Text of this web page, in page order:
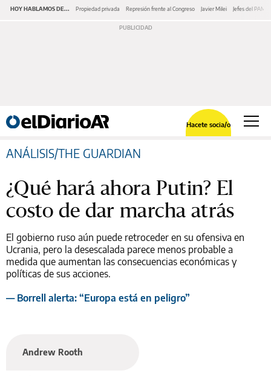
HOY HABLAMOS DE... Propiedad privada Represión frente al Congreso Javier Milei Jefes del PAMI
Hacete socia/o
ANÁLISIS/THE GUARDIAN
¿Qué hará ahora Putin? El
costo de dar marcha atrás
El gobierno ruso aún puede retroceder en su ofensiva en
Ucrania, pero la desescalada parece menos probable a
medida que aumentan las consecuencias económicas y
políticas de sus acciones.
— Borrell alerta: “Europa está en peligro”
Andrew Rooth